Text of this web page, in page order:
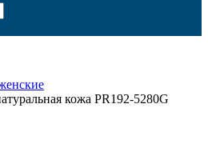
кожа PR192-5280G